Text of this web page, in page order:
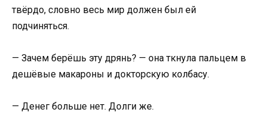
твёрдо, словно весь мир должен был ей
подчиняться.
— Зачем берёшь эту дрянь? — она ткнула пальцем в
дешёвые макароны и докторскую колбасу.
— Денег больше нет. Долги же.